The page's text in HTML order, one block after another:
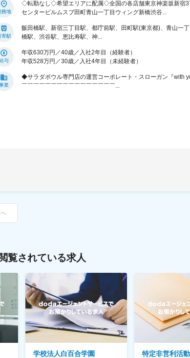
務地
◇転勤なし◇希望エリアに配属◇全国の各店舗東京神楽坂新宿3
センタービルムスブ田町青山一丁目ウィング新橋渋谷...
寄駅
飯田橋駅、新宿三丁目駅、都庁前駅、田町駅(東京都)、青山一
橋駅、渋谷駅、恵比寿駅、神...
与
年収630万円／40歳／入社2年目（経験者）
年収528万円／30歳／入社4年目（未経験者）
業
◆サラダボウル専門店の運営コーポレート・スローガン『with
￣￣￣￣￣￣￣￣￣￣￣￣￣￣￣￣...
覧されている求人
学校法人白百合学園
特定非営利活